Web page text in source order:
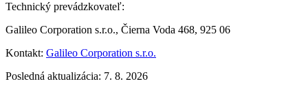
Technický prevádzkovateľ:
Galileo Corporation s.r.o., Čierna Voda 468, 925 06
Kontakt: Galileo Corporation s.r.o.
Posledná aktualizácia: 7. 8. 2026